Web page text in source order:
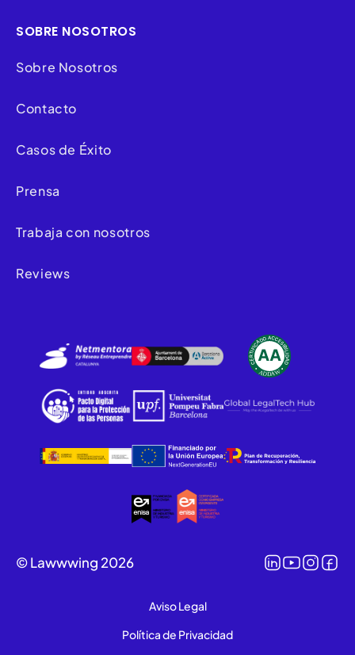
SOBRE NOSOTROS
Sobre Nosotros
Contacto
Casos de Éxito
Prensa
Trabaja con nosotros
Reviews
© Lawwwing 2026
Aviso Legal
Política de Privacidad